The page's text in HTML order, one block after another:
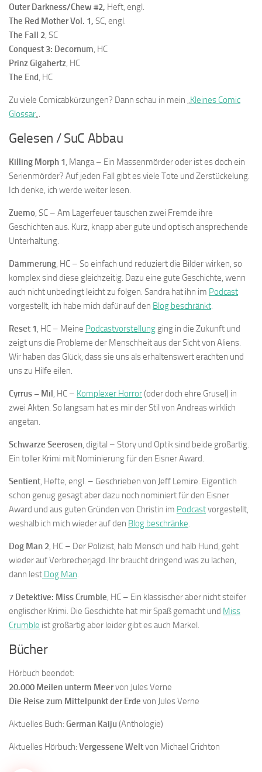
Outer Darkness/Chew #2, Heft, engl.
The Red Mother Vol. 1, SC, engl.
The Fall 2, SC
Conquest 3: Decornum, HC
Prinz Gigahertz, HC
The End, HC
Zu viele Comicabkürzungen? Dann schau in mein „Kleines Comic
Glossar„.
Gelesen / SuC Abbau
Killing Morph 1, Manga – Ein Massenmörder oder ist es doch ein
Serienmörder? Auf jeden Fall gibt es viele Tote und Zerstückelung.
Ich denke, ich werde weiter lesen.
Zuemo, SC – Am Lagerfeuer tauschen zwei Fremde ihre
Geschichten aus. Kurz, knapp aber gute und optisch ansprechende
Unterhaltung.
Dämmerung, HC – So einfach und reduziert die Bilder wirken, so
komplex sind diese gleichzeitig. Dazu eine gute Geschichte, wenn
auch nicht unbedingt leicht zu folgen. Sandra hat ihn im Podcast
vorgestellt, ich habe mich dafür auf den Blog beschränkt.
Reset 1, HC – Meine Podcastvorstellung ging in die Zukunft und
zeigt uns die Probleme der Menschheit aus der Sicht von Aliens.
Wir haben das Glück, dass sie uns als erhaltenswert erachten und
uns zu Hilfe eilen.
Cyrrus – Mil, HC – Komplexer Horror(oder doch ehre Grusel) in
zwei Akten. So langsam hat es mir der Stil von Andreas wirklich
angetan.
Schwarze Seerosen, digital – Story und Optik sind beide großartig.
Ein toller Krimi mit Nominierung für den Eisner Award.
Sentient, Hefte, engl. – Geschrieben von Jeff Lemire. Eigentlich
schon genug gesagt aber dazu noch nominiert für den Eisner
Award und aus guten Gründen von Christin im Podcastvorgestellt,
weshalb ich mich wieder auf den Blog beschränke.
Dog Man 2, HC – Der Polizist, halb Mensch und halb Hund, geht
wieder auf Verbrecherjagd. Ihr braucht dringend was zu lachen,
dann lest Dog Man.
7 Detektive: Miss Crumble, HC – Ein klassischer aber nicht steifer
englischer Krimi. Die Geschichte hat mir Spaß gemacht und Miss
Crumble ist großartig aber leider gibt es auch Markel.
Bücher
Hörbuch beendet:
20.000 Meilen unterm Meervon Jules Verne
Die Reise zum Mittelpunkt der Erde von Jules Verne
Aktuelles Buch: German Kaiju(Anthologie)
Aktuelles Hörbuch: Vergessene Weltvon Michael Crichton